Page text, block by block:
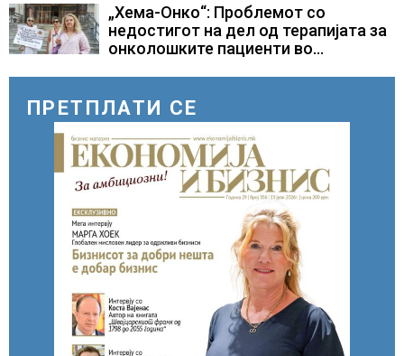
Геј“ и учесниците во
бомбардирањето го доживуваа овој
настан што го промени текот на
„Хема-Онко“: Проблемот со
недостигот на дел од терапијата за
онколошките пациенти во
ПРЕТПЛАТИ СЕ